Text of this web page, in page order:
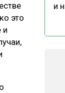
КАЛЕНДАРЬ
это
и
и